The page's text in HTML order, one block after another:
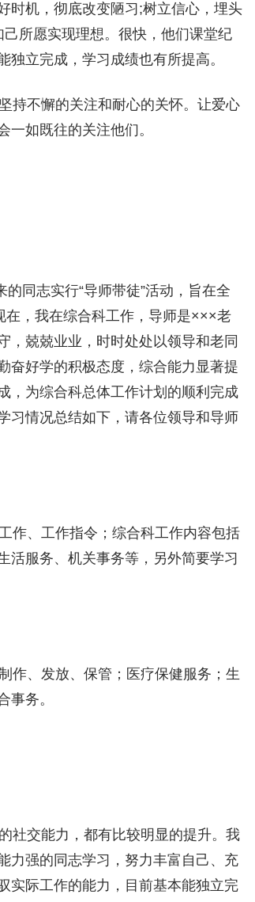
时机，彻底改变陋习;树立信心，埋头
所愿实现理想。很快，他们课堂纪
立完成，学习成绩也有所提高。
持不懈的关注和耐心的关怀。让爱心
如既往的关注他们。
同志实行“导师带徒”活动，旨在全
在，我在综合科工作，导师是×××老
，兢兢业业，时时处处以领导和老同
奋好学的积极态度，综合能力显著提
，为综合科总体工作计划的顺利完成
习情况总结如下，请各位领导和导师
作、工作指令；综合科工作内容包括
活服务、机关事务等，另外简要学习
作、发放、保管；医疗保健服务；生
事务。
社交能力，都有比较明显的提升。我
力强的同志学习，努力丰富自己、充
实际工作的能力，目前基本能独立完